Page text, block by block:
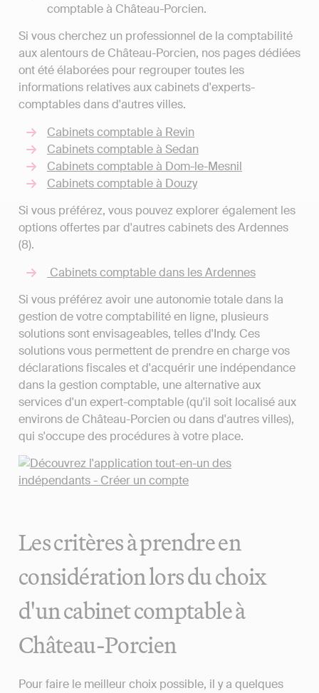
comptable à Château-Porcien.
Si vous cherchez un professionnel de la comptabilité
aux alentours de Château-Porcien, nos pages dédiées
ont été élaborées pour regrouper toutes les
informations relatives aux cabinets d'experts-
comptables dans d'autres villes.
Cabinets comptable à Revin
Cabinets comptable à Sedan
Cabinets comptable à Dom-le-Mesnil
Cabinets comptable à Douzy
Si vous préférez, vous pouvez explorer également les
options offertes par d'autres cabinets des Ardennes
(8).
Cabinets comptable dans les Ardennes
Si vous préférez avoir une autonomie totale dans la
gestion de votre comptabilité en ligne, plusieurs
solutions sont envisageables, telles d'Indy. Ces
solutions vous permettent de prendre en charge vos
déclarations fiscales et d'acquérir une indépendance
dans la gestion comptable, une alternative aux
services d'un expert-comptable (qu'il soit localisé aux
environs de Château-Porcien ou dans d'autres villes),
qui s'occupe des procédures à votre place.
Les critères à prendre en
considération lors du choix
d'un cabinet comptable à
Château-Porcien
Pour faire le meilleur choix possible, il y a quelques